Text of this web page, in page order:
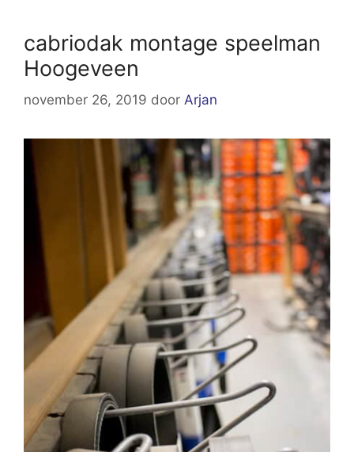
cabriodak montage speelman
Hoogeveen
november 26, 2019 door Arjan